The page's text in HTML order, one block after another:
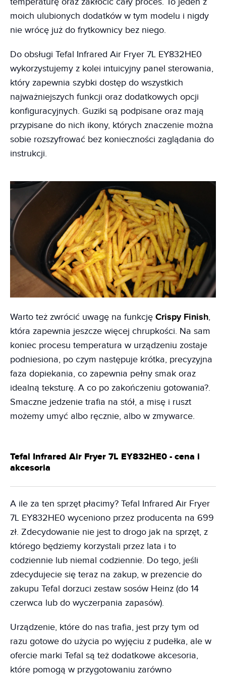
moich ulubionych dodatków w tym modelu i nigdy
nie wrócę już do frytkownicy bez niego.
Do obsługi Tefal Infrared Air Fryer 7L EY832HE0
wykorzystujemy z kolei intuicyjny panel sterowania,
który zapewnia szybki dostęp do wszystkich
najważniejszych funkcji oraz dodatkowych opcji
konfiguracyjnych. Guziki są podpisane oraz mają
przypisane do nich ikony, których znaczenie można
sobie rozszyfrować bez konieczności zaglądania do
instrukcji.
Warto też zwrócić uwagę na funkcję Crispy Finish,
która zapewnia jeszcze więcej chrupkości. Na sam
koniec procesu temperatura w urządzeniu zostaje
podniesiona, po czym następuje krótka, precyzyjna
faza dopiekania, co zapewnia pełny smak oraz
idealną teksturę. A co po zakończeniu gotowania?.
Smaczne jedzenie trafia na stół, a misę i ruszt
możemy umyć albo ręcznie, albo w zmywarce.
Tefal Infrared Air Fryer 7L EY832HE0 - cena i
akcesoria
A ile za ten sprzęt płacimy? Tefal Infrared Air Fryer
7L EY832HE0 wyceniono przez producenta na 699
zł. Zdecydowanie nie jest to drogo jak na sprzęt, z
którego będziemy korzystali przez lata i to
codziennie lub niemal codziennie. Do tego, jeśli
zdecydujecie się teraz na zakup, w prezencie do
zakupu Tefal dorzuci zestaw sosów Heinz (do 14
czerwca lub do wyczerpania zapasów).
Urządzenie, które do nas trafia, jest przy tym od
razu gotowe do użycia po wyjęciu z pudełka, ale w
ofercie marki Tefal są też dodatkowe akcesoria,
które pomogą w przygotowaniu zarówno